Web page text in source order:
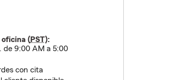
oficina (PST):
de 9:00 AM a 5:00
con cita